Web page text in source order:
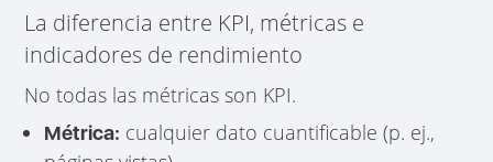
La diferencia entre KPI, métricas e
indicadores de rendimiento
No todas las métricas son KPI.
Métrica: cualquier dato cuantificable (p. ej.,